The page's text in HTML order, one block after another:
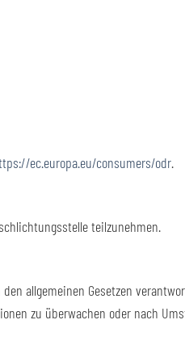
ec.europa.eu/consumers/odr.
teilzunehmen.
allgemeinen Gesetzen
zu überwachen oder nach